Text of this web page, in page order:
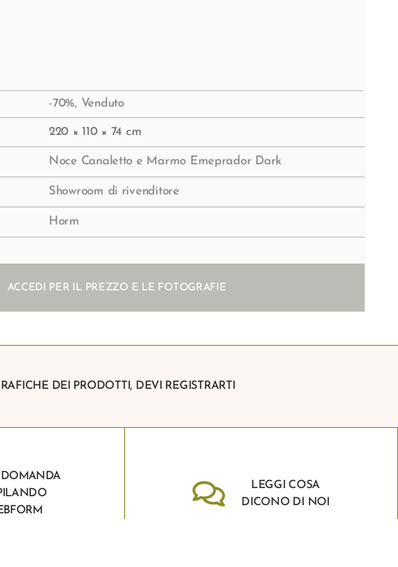
-70%, Venduto
220 × 110 × 74 cm
Noce Canaletto e Marmo Emeprador Dark
Showroom di rivenditore
Horm
ACCEDI PER IL PREZZO E LE FOTOGRAFIE
DEI PRODOTTI, DEVI REGISTRARTI
DOMANDA
LEGGI COSA
DICONO DI NOI